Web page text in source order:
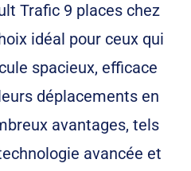
Trafic 9 places chez
idéal pour ceux qui
spacieux, efficace
déplacements en
avantages, tels
avancée et